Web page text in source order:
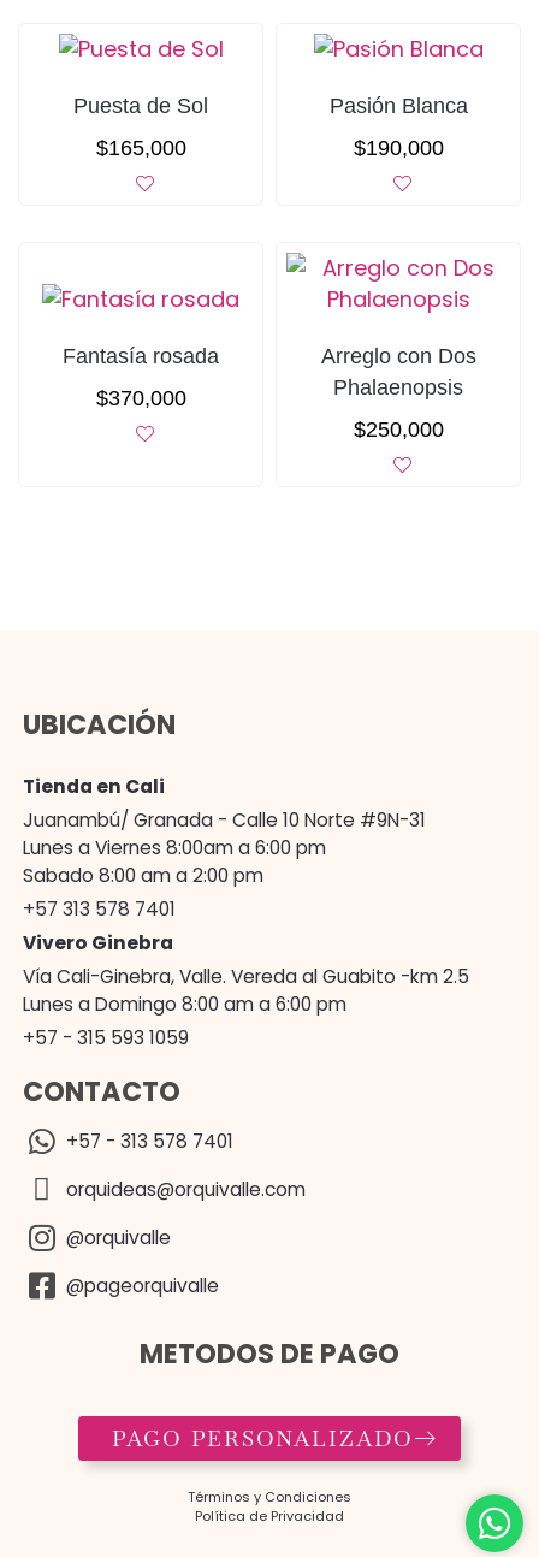
Puesta de Sol
$165,000
Pasión Blanca
$190,000
Fantasía rosada
$370,000
Arreglo con Dos
Phalaenopsis
$250,000
UBICACIÓN
Tienda en Cali
Juanambú/ Granada - Calle 10 Norte #9N-31
Lunes a Viernes 8:00am a 6:00 pm
Sabado 8:00 am a 2:00 pm
+57 313 578 7401
Vivero Ginebra
Vía Cali-Ginebra, Valle. Vereda al Guabito -km 2.5
Lunes a Domingo 8:00 am a 6:00 pm
+57 - 315 593 1059
CONTACTO
+57 - 313 578 7401
orquideas@orquivalle.com
@orquivalle
@pageorquivalle
METODOS DE PAGO
PAGO PERSONALIZADO
Términos y Condiciones​
Política de Privacidad